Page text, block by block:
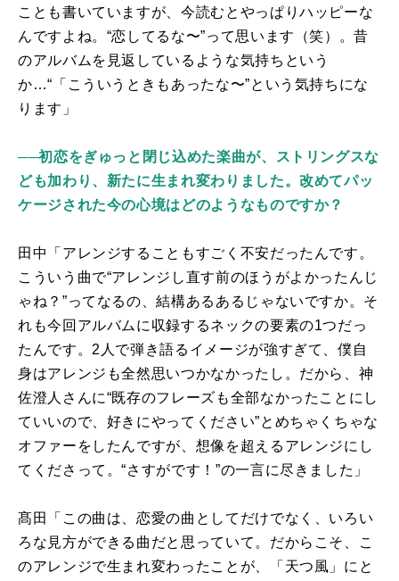
ことも書いていますが、今読むとやっぱりハッピーな
んですよね。“恋してるな〜”って思います（笑）。昔
のアルバムを見返しているような気持ちという
か…“「こういうときもあったな〜”という気持ちにな
ります」
──初恋をぎゅっと閉じ込めた楽曲が、ストリングスな
ども加わり、新たに生まれ変わりました。改めてパッ
ケージされた今の心境はどのようなものですか？
田中「アレンジすることもすごく不安だったんです。
こういう曲で“アレンジし直す前のほうがよかったんじ
ゃね？”ってなるの、結構あるあるじゃないですか。そ
れも今回アルバムに収録するネックの要素の1つだっ
たんです。2人で弾き語るイメージが強すぎて、僕自
身はアレンジも全然思いつかなかったし。だから、神
佐澄人さんに“既存のフレーズも全部なかったことにし
ていいので、好きにやってください”とめちゃくちゃな
オファーをしたんですが、想像を超えるアレンジにし
てくださって。“さすがです！”の一言に尽きました」
髙田「この曲は、恋愛の曲としてだけでなく、いろい
ろな見方ができる曲だと思っていて。だからこそ、こ
のアレンジで生まれ変わったことが、「天つ風」にと